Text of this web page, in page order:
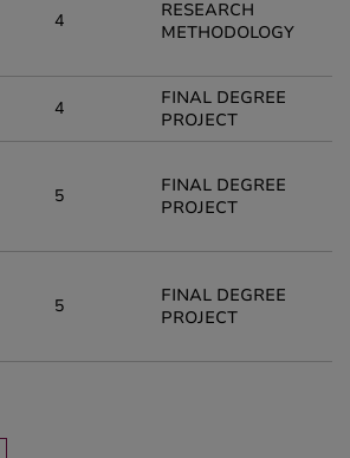
4
RESEARCH
METHODOLOGY
4
FINAL DEGREE
PROJECT
5
FINAL DEGREE
PROJECT
5
FINAL DEGREE
PROJECT